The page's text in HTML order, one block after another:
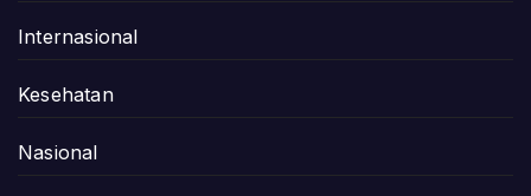
Internasional
Kesehatan
Nasional